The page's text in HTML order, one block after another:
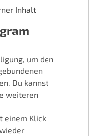
Inhalt
um den
Du kannst
weiteren
einem Klick